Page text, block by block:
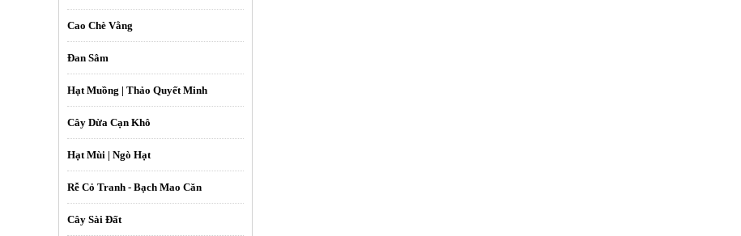
Cao Chè Vằng
Đan Sâm
Hạt Muồng | Thảo Quyết Minh
Cây Dừa Cạn Khô
Hạt Mùi | Ngò Hạt
Rễ Cỏ Tranh - Bạch Mao Căn
Cây Sài Đất